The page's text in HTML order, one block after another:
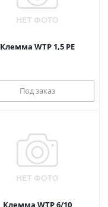
Клемма WTP 1,5 PE
Под заказ
Клемма WTP 6/10